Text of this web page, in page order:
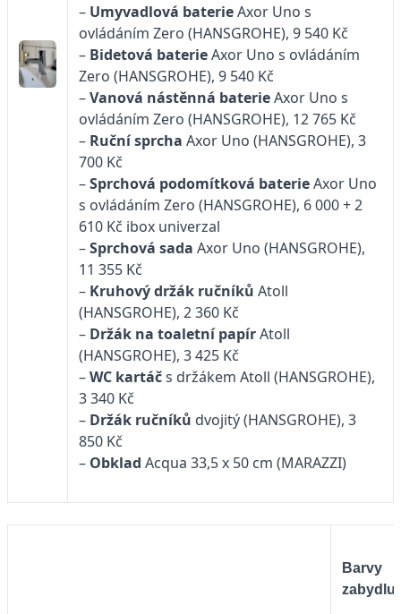
– Umyvadlová baterieAxor Uno s
ovládáním Zero (HANSGROHE), 9 540 Kč
– Bidetová baterieAxor Uno s ovládáním
Zero (HANSGROHE), 9 540 Kč
–Vanová nástěnná baterieAxor Uno s
ovládáním Zero (HANSGROHE), 12 765 Kč
– Ruční sprcha Axor Uno (HANSGROHE), 3
700 Kč
–Sprchová podomítková baterieAxor Uno
s ovládáním Zero (HANSGROHE), 6 000 + 2
610 Kč ibox univerzal
–Sprchová sada Axor Uno (HANSGROHE),
11 355 Kč
– Kruhový držák ručníků Atoll
(HANSGROHE), 2 360 Kč
– Držák na toaletní papírAtoll
(HANSGROHE), 3 425 Kč
–WC kartáčs držákem Atoll (HANSGROHE),
3 340 Kč
– Držák ručníků dvojitý (HANSGROHE), 3
850 Kč
– Obklad Acqua 33,5 x 50 cm (MARAZZI)
Barvy